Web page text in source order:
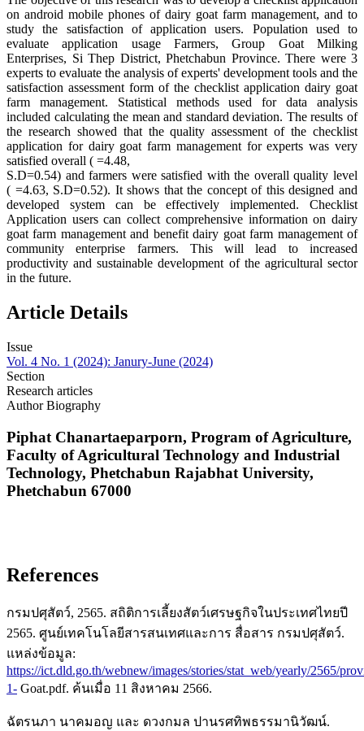
on android mobile phones of dairy goat farm management, and to
study the satisfaction of application users. Population used to
evaluate application usage Farmers, Group Goat Milking
Enterprises, Si Thep District, Phetchabun Province. There were 3
experts to evaluate the analysis of experts' development tools and the
satisfaction assessment form of the checklist application dairy goat
farm management. Statistical methods used for data analysis
included calculating the mean and standard deviation. The results of
the research showed that the quality assessment of the checklist
application for dairy goat farm management for experts was very
satisfied overall ( =4.48,
S.D=0.54) and farmers were satisfied with the overall quality level
( =4.63, S.D=0.52). It shows that the concept of this designed and
developed system can be effectively implemented. Checklist
Application users can collect comprehensive information on dairy
goat farm management and benefit dairy goat farm management of
community enterprise farmers. This will lead to increased
productivity and sustainable development of the agricultural sector
in the future.
Article Details
Issue
Vol. 4 No. 1 (2024): Janury-June (2024)
Section
Research articles
Author Biography
Piphat Chanartaeparporn, Program of Agriculture,
Faculty of Agricultural Technology and Industrial
Technology, Phetchabun Rajabhat University,
Phetchabun 67000
References
กรมปศุสัตว์, 2565. สถิติการเลี้ยงสัตว์เศรษฐกิจในประเทศไทยปี
2565. ศูนย์เทคโนโลยีสารสนเทศและการ สื่อสาร กรมปศุสัตว์.
แหล่งข้อมูล:
https://ict.dld.go.th/webnew/images/stories/stat_web/yearly/2565/
1- Goat.pdf. ค้นเมื่อ 11 สิงหาคม 2566.
ฉัตรนภา นาคมอญ และ ดวงกมล ปานรศทิพธรรมานิวัฒน์.